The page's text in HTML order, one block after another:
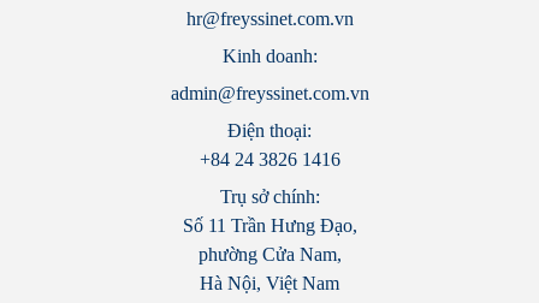
hr@freyssinet.com.vn
Kinh doanh:
admin@freyssinet.com.vn
Điện thoại:
+84 24 3826 1416
Trụ sở chính:
Số 11 Trần Hưng Đạo,
phường Cửa Nam,
Hà Nội, Việt Nam